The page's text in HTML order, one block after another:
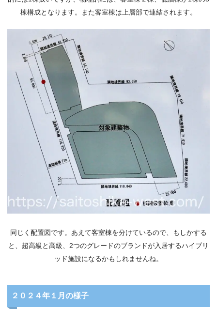
棟構成となります。また客室棟は上層部で連結されます。
同じく配置図です。あえて客室棟を分けているので、もしかする
と、超高級と高級、2つのグレードのブランドが入居するハイブリ
ッド施設になるかもしれませんね。
２０２４年１月の様子